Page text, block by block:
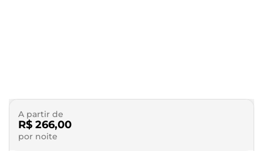
A partir de
R$ 266,00
por noite